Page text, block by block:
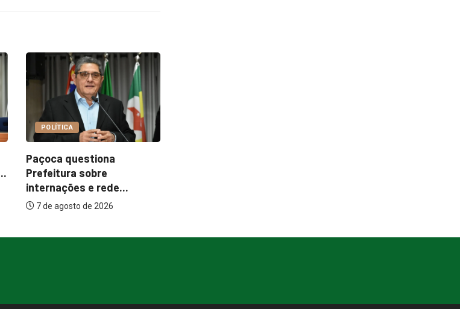
COTIDIANO
Garimpo Day reúne
brechós, gastronomia e
atrações...
7 de agosto de 2026